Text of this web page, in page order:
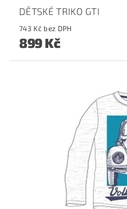
DĚTSKÉ TRIKO GTI
743 Kč bez DPH
899 Kč